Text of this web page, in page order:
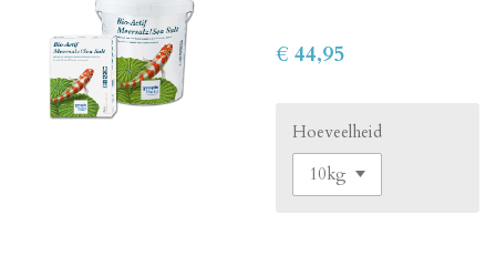
€ 44,95
Hoeveelheid